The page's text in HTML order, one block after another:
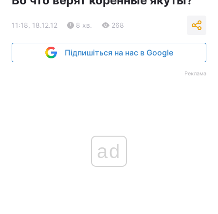
11:18, 18.12.12 8 хв. 268
Підпишіться на нас в Google
Реклама
ad